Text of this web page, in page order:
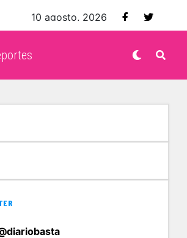
10 agosto, 2026